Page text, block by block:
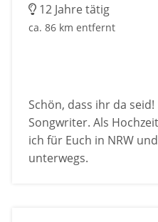
12 Jahre tätig
ca. 86 km entfernt
Schön, dass ihr da
Songwriter. Als
ich für Euch in NRW
unterwegs.